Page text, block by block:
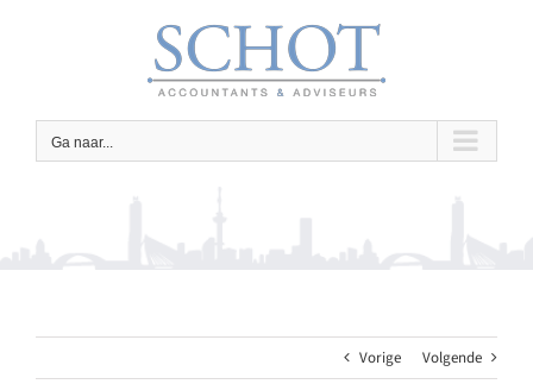
Ga naar...
Vorige Volgende